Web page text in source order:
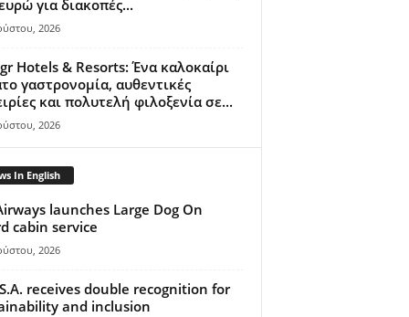
για διακοπές...
2026
Hotels & Resorts: Ένα καλοκαίρι
γαστρονομία, αυθεντικές
και πολυτελή φιλοξενία σε...
2026
In English
launches Large Dog On
cabin service
2026
receives double recognition for
and inclusion